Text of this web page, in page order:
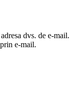
dvs. de e-mail.
e-mail.